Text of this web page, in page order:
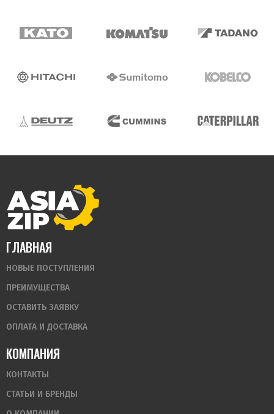
ГЛАВНАЯ
НОВЫЕ ПОСТУПЛЕНИЯ
ПРЕИМУЩЕСТВА
ОСТАВИТЬ ЗАЯВКУ
ОПЛАТА И ДОСТАВКА
КОМПАНИЯ
КОНТАКТЫ
СТАТЬИ И БРЕНДЫ